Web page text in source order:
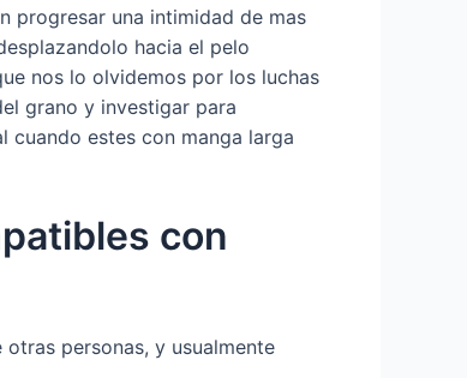
progresar una intimidad de mas
hacia el pelo
nos lo olvidemos por los luchas
grano y investigar para
cuando estes con manga larga
con
personas, y usualmente